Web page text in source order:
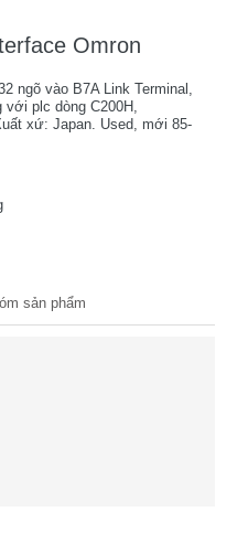
Omron
ngõ vào B7A Link Terminal,
với plc dòng C200H,
xứ: Japan. Used, mới 85-
sản phẩm